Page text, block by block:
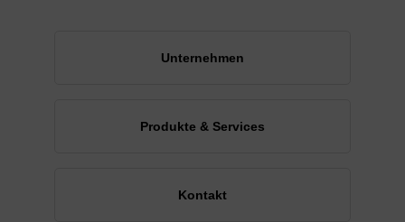
Unternehmen
Produkte & Services
Kontakt